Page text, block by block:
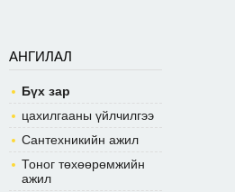
АНГИЛАЛ
Бүх зар
цахилгааны үйлчилгээ
Сантехникийн ажил
Тоног төхөөрөмжийн
ажил